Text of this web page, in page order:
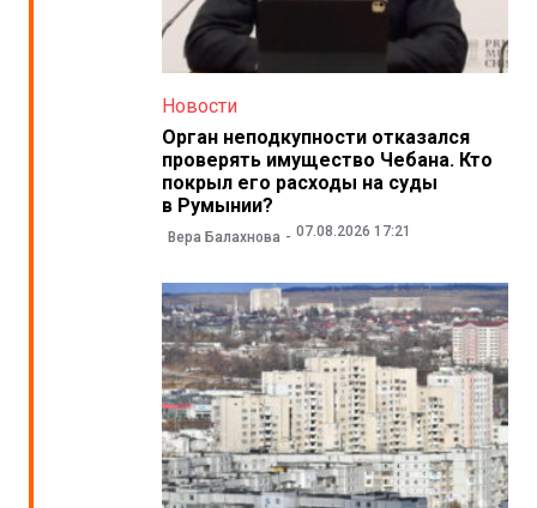
Новости
Орган неподкупности отказался
проверять имущество Чебана. Кто
покрыл его расходы на суды
в Румынии?
Вера Балахнова 07.08.2026 17:21